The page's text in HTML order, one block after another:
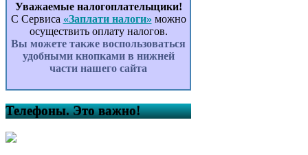
Уважаемые налогоплательщики!
С Сервиса «Заплати налоги» можно
осуществить оплату налогов.
Вы можете также воспользоваться
удобными кнопками в нижней
части нашего сайта
Телефоны. Это важно!